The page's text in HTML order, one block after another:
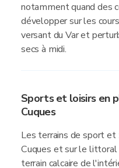
notamment quand des
développer sur les
versant du Var et
secs à midi.
Sports et loisirs en
Cuques
Les terrains de sport
Cuques et sur le
terrain calcaire de